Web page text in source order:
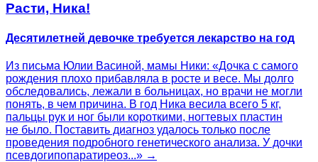
Расти, Ника!
Десятилетней девочке требуется лекарство на год
Из письма Юлии Васиной, мамы Ники: «Дочка с самого
рождения плохо прибавляла в росте и весе. Мы долго
обследовались, лежали в больницах, но врачи не могли
понять, в чем причина. В год Ника весила всего 5 кг,
пальцы рук и ног были короткими, ногтевых пластин
не было. Поставить диагноз удалось только после
проведения подробного генетического анализа. У дочки
псевдогипопаратиреоз...» →